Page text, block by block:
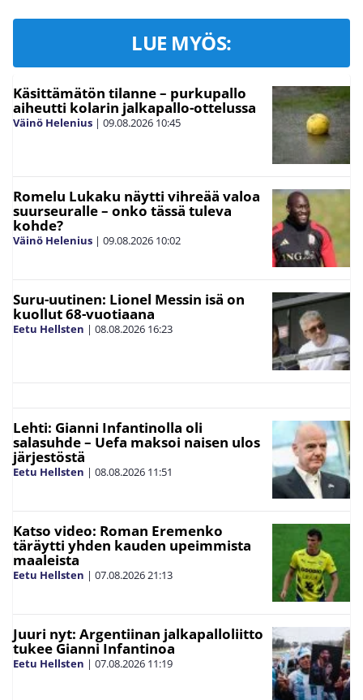
LUE MYÖS:
Käsittämätön tilanne – purkupallo
aiheutti kolarin jalkapallo-ottelussa
Väinö Helenius | 09.08.2026 10:45
Romelu Lukaku näytti vihreää valoa
suurseuralle – onko tässä tuleva
kohde?
Väinö Helenius | 09.08.2026 10:02
Suru-uutinen: Lionel Messin isä on
kuollut 68-vuotiaana
Eetu Hellsten | 08.08.2026 16:23
Lehti: Gianni Infantinolla oli
salasuhde – Uefa maksoi naisen ulos
järjestöstä
Eetu Hellsten | 08.08.2026 11:51
Katso video: Roman Eremenko
täräytti yhden kauden upeimmista
maaleista
Eetu Hellsten | 07.08.202621:13
Juuri nyt: Argentiinan jalkapalloliitto
tukee Gianni Infantinoa
Eetu Hellsten | 07.08.2026 11:19